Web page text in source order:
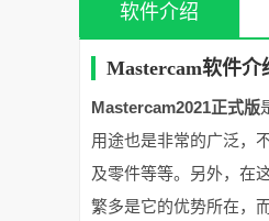
软件介绍
Mastercam软件介
Mastercam2021正式版
用途也是非常的广泛，
及零件等等。另外，在
繁多是它的优势所在，